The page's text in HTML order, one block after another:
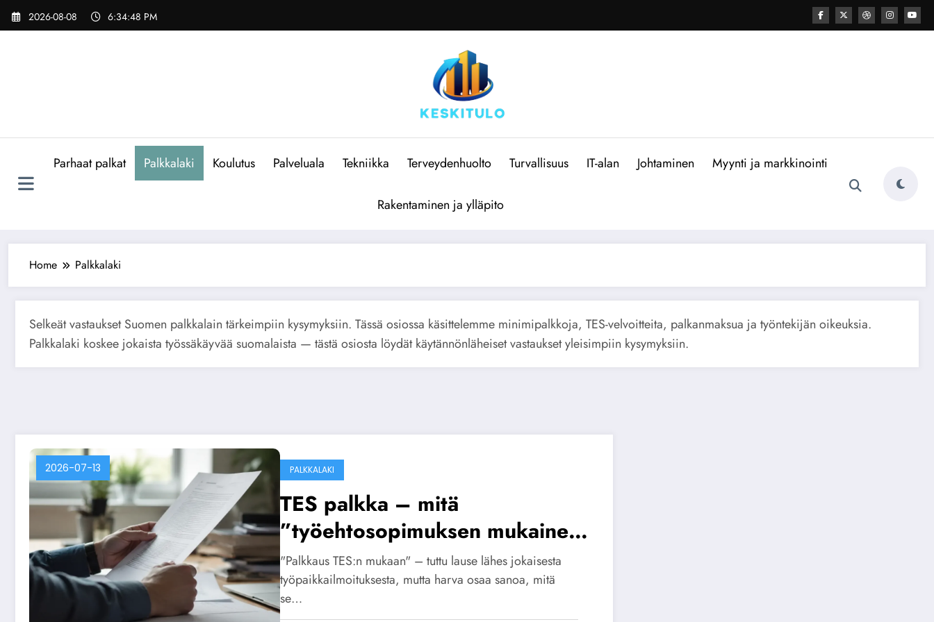
Skip
2026-08-08 6:34:48 PM
Parhaat palkat Palkkalaki Koulutus Palveluala Tekniikka Terveydenhuolto Turvallisuus IT-alan Johtaminen Myynti ja markkinointi
Rakentaminen ja ylläpito
Home Palkkalaki
Selkeät vastaukset Suomen palkkalain tärkeimpiin kysymyksiin. Tässä osiossa käsittelemme minimipalkkoja, TES-velvoitteita, palkanmaksua ja työntekijän oikeuksia.
Palkkalaki koskee jokaista työssäkäyvää suomalaista — tästä osiosta löydät käytännönläheiset vastaukset yleisimpiin kysymyksiin.
2026-07-13 PALKKALAKI
TES palkka – mitä
”työehtosopimuksen mukainen
palkka” oikeasti tarkoittaa?
"Palkkaus TES:n mukaan" – tuttu lause lähes jokaisesta
työpaikkailmoituksesta, mutta harva osaa sanoa, mitä
se…